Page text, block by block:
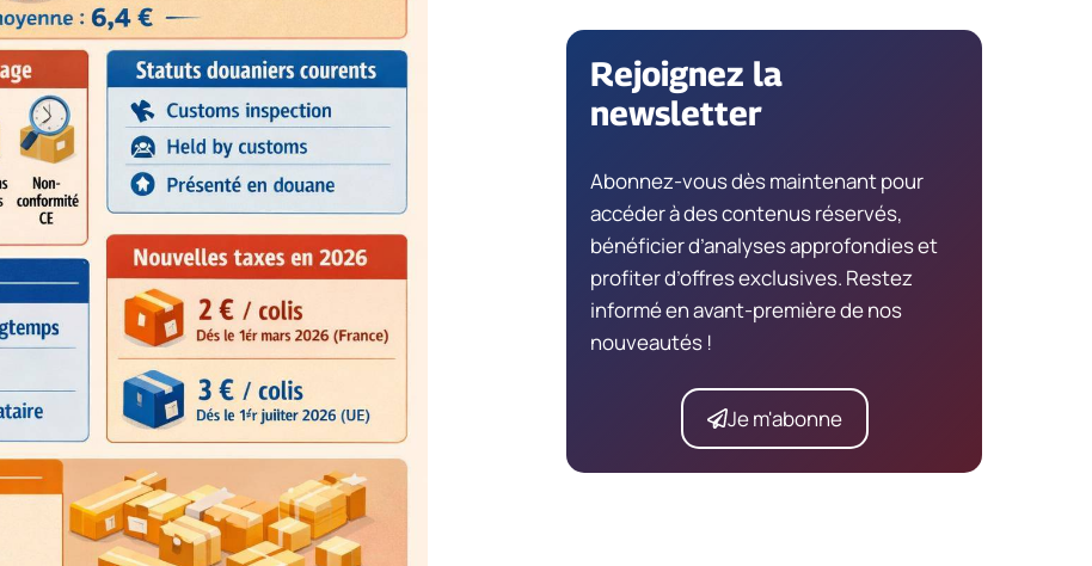
Rejoignez la
newsletter
Abonnez-vous dès maintenant pour
accéder à des contenus réservés,
bénéficier d’analyses approfondies et
profiter d’offres exclusives. Restez
informé en avant-première de nos
nouveautés !
Je m'abonne